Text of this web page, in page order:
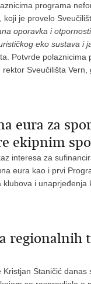
programa
, koji je provelo
oporavka i
eko sustava i
Potvrde polaznicima
Sveučilišta Vern,
eura za
ekipnim
interesa za
eura kao i prvi
i unaprjeđenja
regionalnih
Staničić danas